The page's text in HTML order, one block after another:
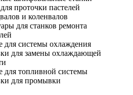
проточки пастелей
и коленвалов
для станков ремонта
для системы охлаждения
для замены охлаждающей
для топливной системы
для промывки